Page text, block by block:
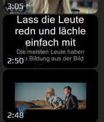
3:05
2:50
2:48